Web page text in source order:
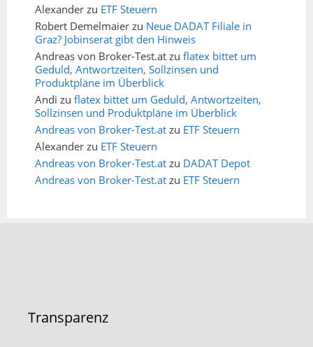
Alexander zu ETF Steuern
Robert Demelmaier zu Neue DADAT Filiale in
Graz? Jobinserat gibt den Hinweis
Andreas von Broker-Test.at zu flatex bittet um
Geduld, Antwortzeiten, Sollzinsen und
Produktpläne im Überblick
Andi zu flatex bittet um Geduld, Antwortzeiten,
Sollzinsen und Produktpläne im Überblick
Andreas von Broker-Test.at zu ETF Steuern
Alexander zu ETF Steuern
Andreas von Broker-Test.at zu DADAT Depot
Andreas von Broker-Test.at zu ETF Steuern
Transparenz